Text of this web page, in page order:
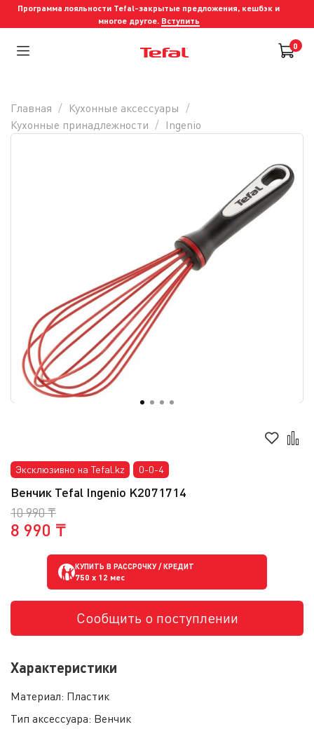
Программа лояльности Tefal-закрытые предложения, кешбэк и
многое другое. Вступить
0
Эксклюзивно на Tefal.kz 0-0-4
Венчик Tefal Ingenio K2071714
10 990 ₸
8 990 ₸
КУПИТЬ В РАССРОЧКУ / КРЕДИТ
750 x 12 мес
Сообщить о поступлении
Характеристики
Материал: Пластик
Тип аксессуара: Венчик
Главная
Кухонные аксессуары
Кухонные принадлежности
Ingenio